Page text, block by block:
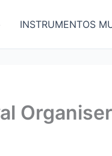
INSTRUMENTOS